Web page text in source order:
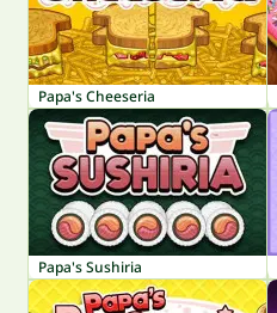
Papa's Cheeseria
Papa's Sushiria